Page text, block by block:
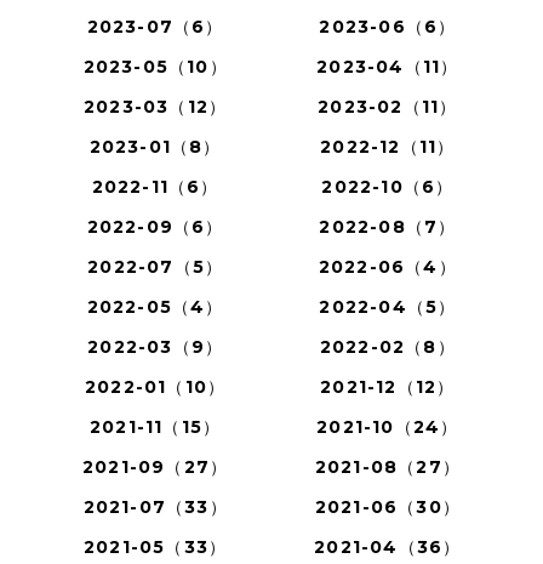
2023-07（6）
2023-06（6）
2023-05（10）
2023-04（11）
2023-03（12）
2023-02（11）
2023-01（8）
2022-12（11）
2022-11（6）
2022-10（6）
2022-09（6）
2022-08（7）
2022-07（5）
2022-06（4）
2022-05（4）
2022-04（5）
2022-03（9）
2022-02（8）
2022-01（10）
2021-12（12）
2021-11（15）
2021-10（24）
2021-09（27）
2021-08（27）
2021-07（33）
2021-06（30）
2021-05（33）
2021-04（36）